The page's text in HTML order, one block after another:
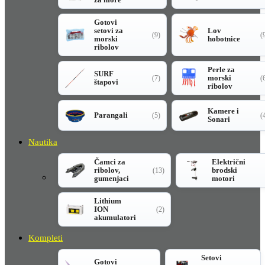
Gotovi
setovi za
morski
ribolov
(9)
Lov
hobotnice
SURF
štapovi
(7)
Perle za
morski
ribolov
Parangali (5)
Kamere i
Sonari
Nautika
Čamci za
ribolov,
gumenjaci
(13)
Električni
brodski
motori
Lithium
ION
akumulatori
(2)
Kompleti
Gotovi
Setovi